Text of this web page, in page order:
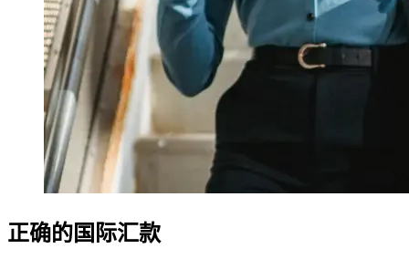
正确的国际汇款